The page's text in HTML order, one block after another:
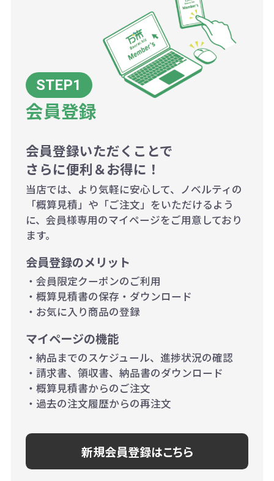
い場合は、単価計算ではなく、印刷
代の基本料金を一式頂戴する場合が
ございます。
ボリュームディスカウントの計算は
商品や印刷方法によって異なります
ので、予めご了承ください。
例：200個未満（1式：18,000円）
200個~499個の場合：42円（1個
当たり）
500個~999個の場合：35円（1個
1,000個以上：28円（1個当た
り）
大限努力いたします。
会員登録
会員登録いただくことで
さらに便利＆お得に！
当店では、より気軽に安心して、ノベルティの
「概算見積」や「ご注文」をいただけるよう
に、会員様専用のマイページをご用意しており
ます。
会員登録のメリット
・会員限定クーポンのご利用
・概算見積書の保存・ダウンロード
・お気に入り商品の登録
マイページの機能
・納品までのスケジュール、進捗状況の確認
・請求書、領収書、納品書のダウンロード
・概算見積書からのご注文
・過去の注文履歴からの再注文
新規会員登録はこちら